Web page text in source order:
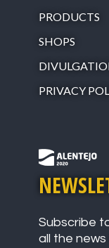
PRODUCTS
SHOPS
PRIVACY
Subscribe
all the news